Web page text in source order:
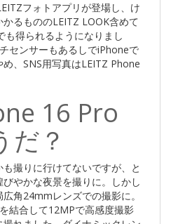
フォトアプリが登場し、け
るもののLEITZ LOOK含めて
得られるようになりまし
センサーもあるしでiPhoneで
、SNS用写真はLEITZ Phone
16 Pro
だ？
撮りに行けてないですが、と
やかな夜景を撮りに。しかし
角24mmレンズでの撮影に。
結合して12MPで高感度撮影